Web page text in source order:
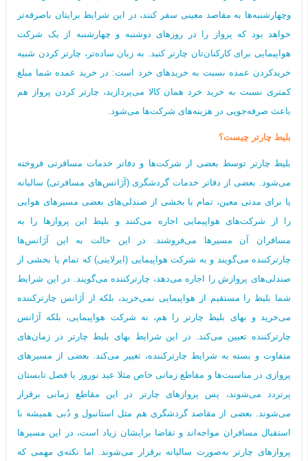
وچهارشنبه‌ها به مقاصد معینی سفر کنند، در این شرایط برایتان باصرفه‌تر
خواهد بود که پرواز را در روزهای دوشنبه و چهارشنبه از یک شرکت
هواپیمایی برای کارکنان‌تان چارتر کنید. به زبان ساده‌تر، چارتر کردن شبیه
خریدکردن عمده نسبت به خریدهای خرد است: در خرید عمده شما مبلغ
کمتری نسبت به خرید خرد همان کالا می‌‌پردازید، چارتر کردن پرواز هم
باعث صرفه‌جویی در هزینه‌های شرکت‌ها می‌شود.
بلیط چارتر چیست؟
بلیط چارتر توسط بعضی از شرکت‌ها و دفاتر خدمات مسافرتی فروخته
می‌شود. بعضی از دفاتر خدمات گردشگری (آژانس‌های مسافرتی) سالیانه
یا برای مدتی معین، تمام یا بخشی از صندلی‌های بعضی مسیرهای هوایی
را از شرکت‌های هواپیمایی اجاره می‌کنند و بلیط این پروازها را به
مسافران آن مسیرها می‌فروشند. در این حالت به این آژانس‌ها
چارترکننده می‌گویند و به شرکت هواپیمایی (ایرلاینی) که تمام یا بخشی از
صندلی‌های پروازش را اجاره می‌دهد، چارترکننده می‌گویند. در این شرایط
شما بلیط را مستقیم از هواپیمایی نمی‌خرید، بلکه از آژانس چارترکننده
می‌خرید و بهای بلیط چارتر را هم، نه شرکت هواپیمایی، بلکه آژانس
چارترکننده تعیین می‌کند. در این شرایط بهای بلیط چارتر در زمان‌های
متفاوت و بسته به شرایط چارترکننده، تغییر می‌کند. بعضی از مسیرهای
پروازی در مناسبت‌ها و مقاطع زمانی خاص مثلا عید نوروز یا فصل تابستان‌
پرتردد می‌شوند، پس پروازهای چارتر در این مقاطع زمانی برقرار
می‌شوند. بعضی از مقاصد گردشگری هم مثل استانبول و دُبی همیشه با
استقبال مسافران مواجه‌اند و تقاضا برایشان زیاد است، در این مسیرها
پروازهای چارتر به‌صورت سالیانه برقرار می‌شوند. اما نکته‌ی مهمی که